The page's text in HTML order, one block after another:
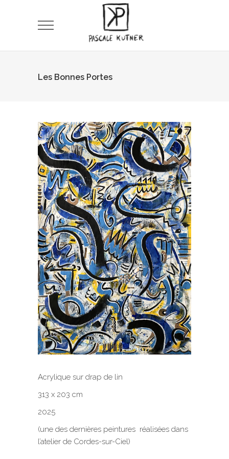
Les Bonnes Portes
Acrylique sur drap de lin
313 x 203 cm
2025
(une des dernières peintures réalisées dans
l’atelier de Cordes-sur-Ciel)